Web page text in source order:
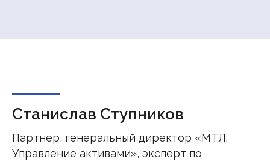
Станислав Ступников
Партнер, генеральный директор «МТЛ.
Управление активами», эксперт по